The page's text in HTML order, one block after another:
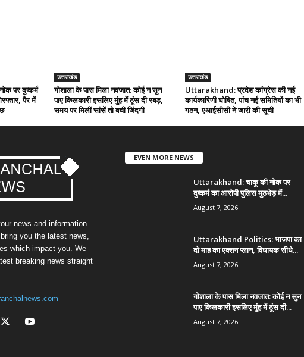
पर दुष्कर्म
पैर में
उत्तराखंड
गोशाला के पास मिला नवजात: कोई न सुन
पाए किलकारी इसलिए मुंह में ठूंस दी रबड़,
समय पर मिलीं सांसें तो बची जिंदगी
उत्तराखंड
Uttarakhand: प्रदेश कांग्रेस की नई
कार्यकारिणी घोषित, पांच नई समितियों का भी
गठन, एआईसीसी ने जारी की सूची
news and information
you the latest news,
which impact you. We
breaking news straight
EVEN MORE NEWS
Uttarakhand: चाकू की नोक पर
दुष्कर्म का आरोपी पुलिस मुठभेड़ में...
August 7, 2026
Uttarakhand Politics: भाजपा का
दो माह का एक्शन प्लान, विधायक सीधे...
August 7, 2026
गोशाला के पास मिला नवजात: कोई न सुन
पाए किलकारी इसलिए मुंह में ठूंस दी...
August 7, 2026